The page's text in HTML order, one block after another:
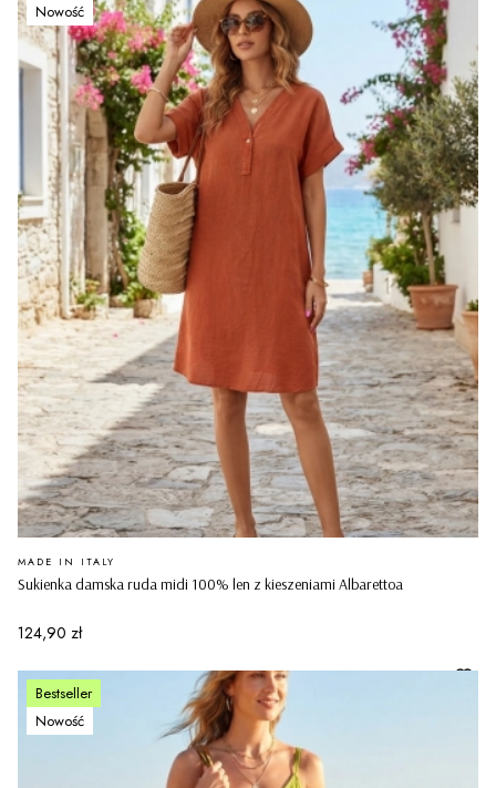
Nowość
Sukienka damska ruda midi 100% len z kieszeniami Albarettoa
PRODUCENT
MADE IN ITALY
Cena
124,90 zł
Bestseller
Nowość